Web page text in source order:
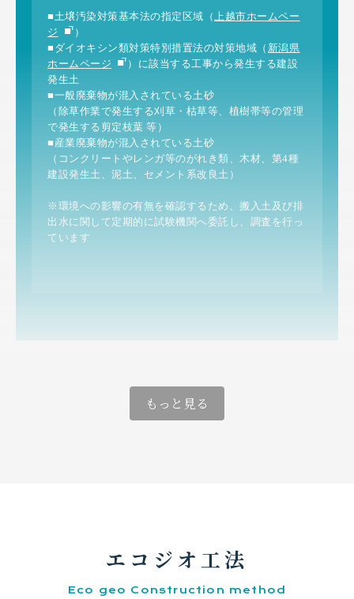
■土壌汚染対策基本法の指定区域（ 上越市ホームペー
ジ
）
■ダイオキシン類対策特別措置法の対策地域（ 新潟県
ホームページ
）に該当する工事から発生する建設
発生土
■一般廃棄物が混入されている土砂
（除草作業で発生する刈草・枯草等、植樹帯等の管理
で発生する剪定枝葉 等）
■産業廃棄物が混入されている土砂
（コンクリートやレンガ等のがれき類、木材、第4種
建設発生土、泥土、セメント系改良土）
※環境への影響の有無を確認するため、搬入土及び排
出水に関して定期的に試験機関へ委託し、調査を行っ
ています
搬入の手続き
※提出期限：原則として搬入予定日の5営業日前まで
申し込みに必要な提出書類
もっと見る
エコジオ工法
Eco geo Construction method